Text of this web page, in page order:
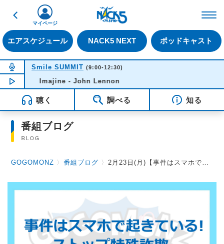
戻る
エアスケジュール NACK5 NEXT ポッドキャスト
マイページ
NOW ON AIR
Smile SUMMIT (9:00-12:30)
NOW PLAYING10:52
Imajine - John Lennon
聴く 調べる 知る
番組ブログ
BLOG
GOGOMONZ 〉番組ブログ 〉2月23日(月)【事件はスマホで起きている！ストップ特殊詐欺GOGOMONZスペシャル】